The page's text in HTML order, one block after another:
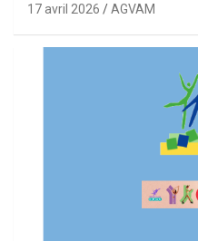
17 avril 2026 AGVAM